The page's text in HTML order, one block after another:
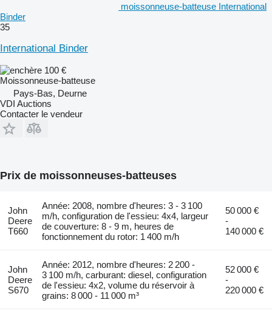
moissonneuse-batteuse International
Binder
35
International Binder
100 €
Moissonneuse-batteuse
Pays-Bas, Deurne
VDI Auctions
Contacter le vendeur
Prix de moissonneuses-batteuses
John
Deere
T660
Année: 2008, nombre d'heures: 3 - 3 100
m/h, configuration de l'essieu: 4x4, largeur
de couverture: 8 - 9 m, heures de
fonctionnement du rotor: 1 400 m/h
50 000 €
-
140 000 €
John
Deere
S670
Année: 2012, nombre d'heures: 2 200 -
3 100 m/h, carburant: diesel, configuration
de l'essieu: 4x2, volume du réservoir à
grains: 8 000 - 11 000 m³
52 000 €
-
220 000 €